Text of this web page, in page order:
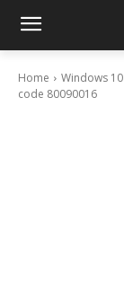
Home Windows 10
code 80090016